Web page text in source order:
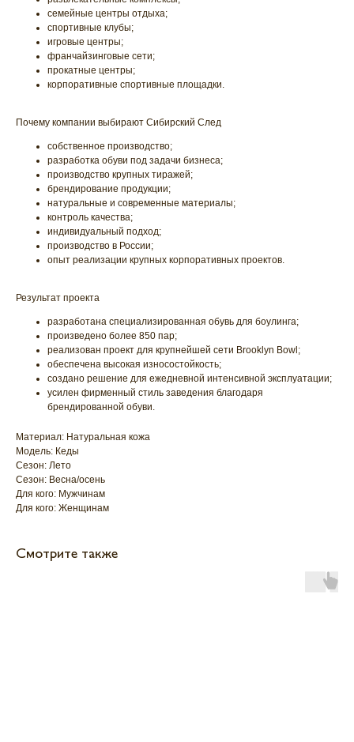
семейные центры отдыха;
спортивные клубы;
игровые центры;
франчайзинговые сети;
прокатные центры;
корпоративные спортивные площадки.
Почему компании выбирают Сибирский След
собственное производство;
разработка обуви под задачи бизнеса;
производство крупных тиражей;
брендирование продукции;
натуральные и современные материалы;
контроль качества;
индивидуальный подход;
производство в России;
опыт реализации крупных корпоративных проектов.
Результат проекта
разработана специализированная обувь для боулинга;
произведено более 850 пар;
реализован проект для крупнейшей сети Brooklyn Bowl;
обеспечена высокая износостойкость;
создано решение для ежедневной интенсивной эксплуатации;
усилен фирменный стиль заведения благодаря
брендированной обуви.
Материал: Натуральная кожа
Модель: Кеды
Сезон: Лето
Сезон: Весна/осень
Для кого: Мужчинам
Для кого: Женщинам
Смотрите также